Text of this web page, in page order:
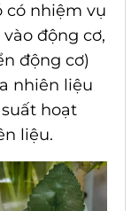
có nhiệm vụ
động cơ,
động cơ)
nhiên liệu
hoạt
liệu.